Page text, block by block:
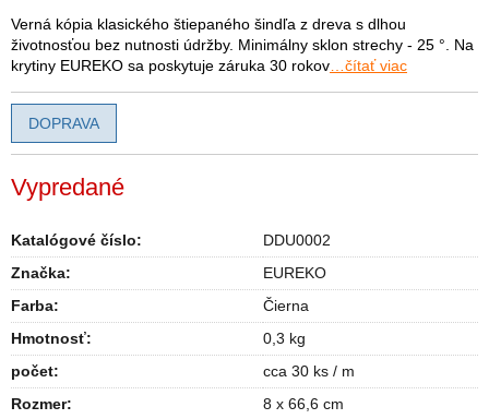
Vypredané
Verná kópia klasického štiepaného šindľa z dreva s dlhou
životnosťou bez nutnosti údržby. Minimálny sklon strechy - 25 °. Na
krytiny EUREKO sa poskytuje záruka 30 rokov …čítať viac
Katalógové číslo:
DDU0002
Značka:
EUREKO
Farba:
Čierna
Hmotnosť:
0,3 kg
počet:
cca 30 ks / m
Rozmer:
8 x 66,6 cm
DOPRAVA